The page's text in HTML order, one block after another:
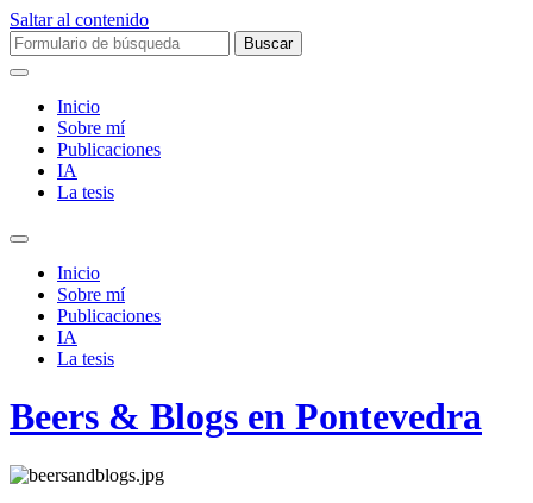
Saltar al contenido
Buscar:
Inicio
Sobre mí­
Publicaciones
IA
La tesis
Alternar
campo
búsqueda
Inicio
Sobre mí­
Publicaciones
IA
La tesis
Beers & Blogs en Pontevedra